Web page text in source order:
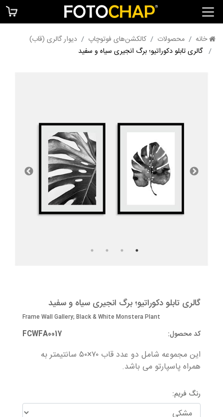
خانه محصولات کالکشن‌های فوتوچاپ
دیوار گالری (قاب)
گالری تابلو دکوراتیو؛ برگ انجیری سیاه و سفید
گالری تابلو دکوراتیو؛ برگ انجیری سیاه و سفید
مقیاس ابعاد
ابعاد قاب ها
جزییات
گالری تابلو دکوراتیو؛ برگ انجیری سیاه و سفید
Frame Wall Gallery; Black & White Monstera Plant
کد محصول: FCWFA0017
این مجموعه شامل دو عدد قاب ۷۰×۵۰ سانتیمتر به
همراه پاسپارتو می باشد.
رنگ فریم: